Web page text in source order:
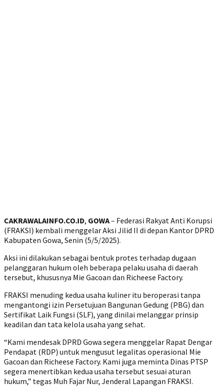
CAKRAWALAINFO.CO.ID, GOWA– Federasi Rakyat Anti Korupsi
(FRAKSI) kembali menggelar Aksi Jilid II di depan Kantor DPRD
Kabupaten Gowa, Senin (5/5/2025).
Aksi ini dilakukan sebagai bentuk protes terhadap dugaan
pelanggaran hukum oleh beberapa pelaku usaha di daerah
tersebut, khususnya Mie Gacoan dan Richeese Factory.
FRAKSI menuding kedua usaha kuliner itu beroperasi tanpa
mengantongi izin Persetujuan Bangunan Gedung (PBG) dan
Sertifikat Laik Fungsi (SLF), yang dinilai melanggar prinsip
keadilan dan tata kelola usaha yang sehat.
“Kami mendesak DPRD Gowa segera menggelar Rapat Dengar
Pendapat (RDP) untuk mengusut legalitas operasional Mie
Gacoan dan Richeese Factory. Kami juga meminta Dinas PTSP
segera menertibkan kedua usaha tersebut sesuai aturan
hukum,” tegas Muh Fajar Nur, Jenderal Lapangan FRAKSI.